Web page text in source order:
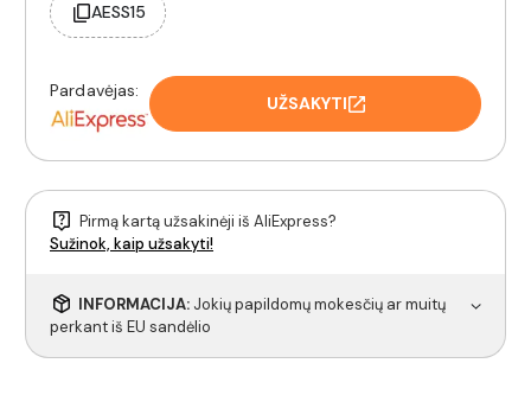
AESS15
Pardavėjas:
UŽSAKYTI
Pirmą kartą užsakinėji iš AliExpress?
Sužinok, kaip užsakyti!
INFORMACIJA: Jokių papildomų mokesčių ar muitų
perkant iš EU sandėlio